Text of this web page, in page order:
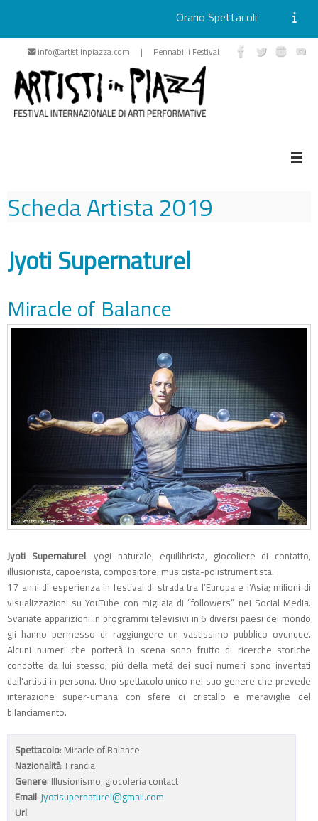
Vai
contenuto
Orario Spettacoli
info@artistiinpiazza.com | Pennabilli Festival
Scheda Artista2019
Jyoti Supernaturel
Miracle of Balance
Jyoti Supernaturel: yogi naturale, equilibrista, giocoliere di contatto,
illusionista, capoerista, compositore, musicista-polistrumentista.
17 anni di esperienza in festival di strada tra l’Europa e l’Asia; milioni di
visualizzazioni su YouTube con migliaia di “followers” nei Social Media.
Svariate apparizioni in programmi televisivi in 6 diversi paesi del mondo
gli hanno permesso di raggiungere un vastissimo pubblico ovunque.
Alcuni numeri che porterà in scena sono frutto di ricerche storiche
condotte da lui stesso; più della metà dei suoi numeri sono inventati
dall'artisti in persona. Uno spettacolo unico nel suo genere che prevede
interazione super-umana con sfere di cristallo e meraviglie del
bilanciamento.
Spettacolo: Miracle of Balance
Nazionalità: Francia
Genere: Illusionismo, giocoleria contact
Email: jyotisupernaturel@gmail.com
Url: